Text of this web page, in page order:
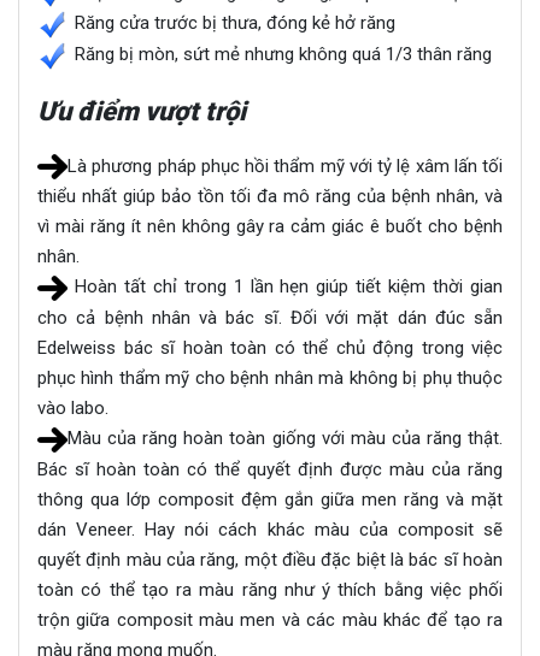
Răng cửa trước bị thưa, đóng kẻ hở răng
Răng bị mòn, sứt mẻ nhưng không quá 1/3 thân răng
Ưu điểm vượt trội
Là phương pháp phục hồi thẩm mỹ với tỷ lệ xâm lấn tối
thiểu nhất giúp bảo tồn tối đa mô răng của bệnh nhân, và
vì mài răng ít nên không gây ra cảm giác ê buốt cho bệnh
nhân.
Hoàn tất chỉ trong 1 lần hẹn giúp tiết kiệm thời gian
cho cả bệnh nhân và bác sĩ. Đối với mặt dán đúc sẵn
Edelweiss bác sĩ hoàn toàn có thể chủ động trong việc
phục hình thẩm mỹ cho bệnh nhân mà không bị phụ thuộc
vào labo.
Màu của răng hoàn toàn giống với màu của răng thật.
Bác sĩ hoàn toàn có thể quyết định được màu của răng
thông qua lớp composit đệm gắn giữa men răng và mặt
dán Veneer. Hay nói cách khác màu của composit sẽ
quyết định màu của răng, một điều đặc biệt là bác sĩ hoàn
toàn có thể tạo ra màu răng như ý thích bằng việc phối
trộn giữa composit màu men và các màu khác để tạo ra
màu răng mong muốn.